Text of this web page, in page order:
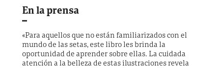
En la prensa
«Para aquellos que no están familiarizados con el
mundo de las setas, este libro les brinda la
oportunidad de aprender sobre ellas. La cuidada
atención a la belleza de estas ilustraciones revela